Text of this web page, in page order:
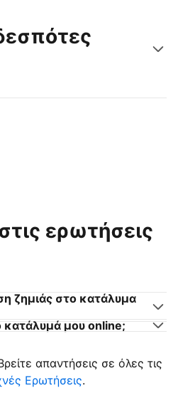
ερωτήσεις
ζημιάς στο κατάλυμα
κατάλυμά μου online;
απαντήσεις σε όλες τις
Ερωτήσεις.